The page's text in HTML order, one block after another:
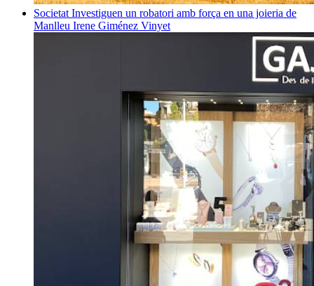
Societat Investiguen un robatori amb força en una joieria de
Manlleu Irene Giménez Vinyet